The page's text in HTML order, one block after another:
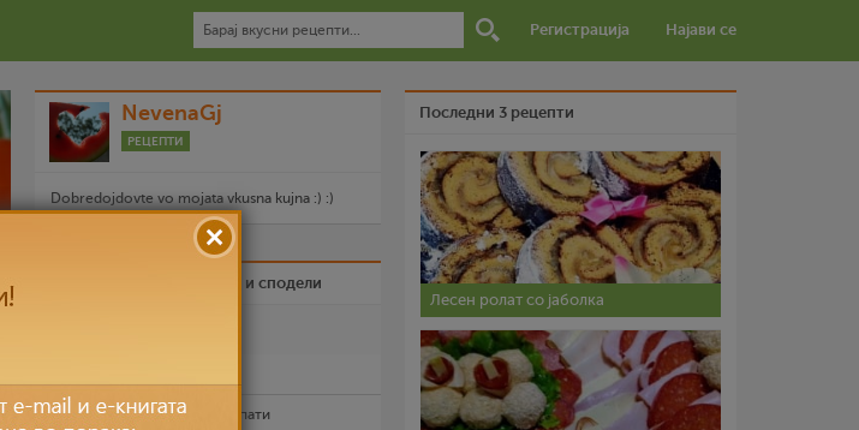
Регистрација Најави се
NevenaGj
РЕЦЕПТИ
Dobredojdovte vo mojata vkusna kujna :) :)
Биди вистински пријател и сподели
Рецептот е прочитан пати
Последни 3 рецепти
Лесен ролат со јаболка